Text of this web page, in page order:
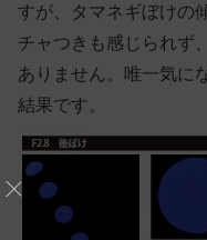
すが、タマネギぼけの
チャつきも感じられず
ありません。唯一気に
結果です。